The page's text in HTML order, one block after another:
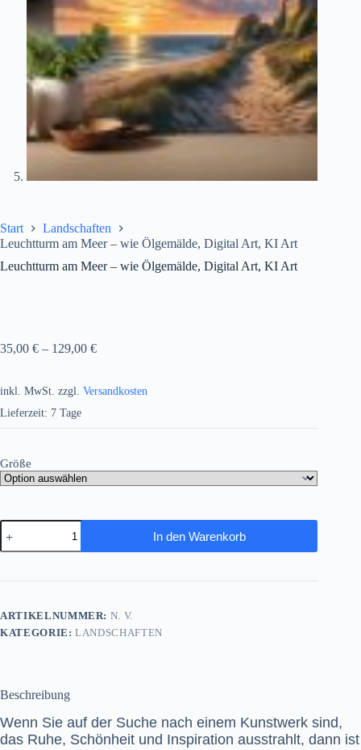
Start
Landschaften
Leuchtturm am Meer – wie Ölgemälde, Digital Art, KI Art
Leuchtturm am Meer – wie Ölgemälde, Digital Art, KI Art
35,00 € – 129,00 €
inkl. MwSt. zzgl. Versandkosten
Lieferzeit: 7 Tage
Größe
Leuchtturm
am
Meer
wie
Art,
KI
In den Warenkorb
ARTIKELNUMMER: N. V.
KATEGORIE:LANDSCHAFTEN
Beschreibung
Wenn Sie auf der Suche nach einem Kunstwerk sind,
das Ruhe, Schönheit und Inspiration ausstrahlt, dann ist